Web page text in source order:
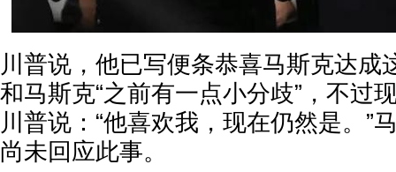
川普说，他已写便条恭喜马斯克达成
和马斯克“之前有一点小分歧”，不过
川普说：“他喜欢我，现在仍然是。”
尚未回应此事。